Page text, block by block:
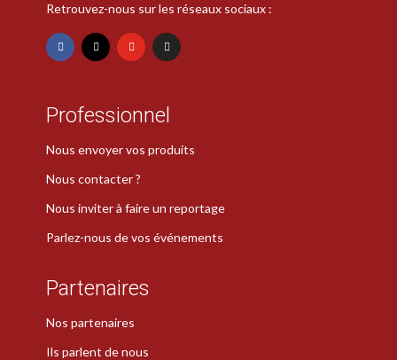
Retrouvez-nous sur les réseaux sociaux :
Professionnel
Nous envoyer vos produits
Nous contacter ?
Nous inviter à faire un reportage
Parlez-nous de vos événements
Partenaires
Nos partenaires
Ils parlent de nous